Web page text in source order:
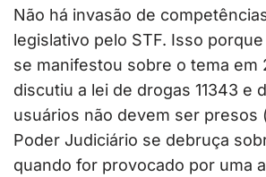
Não há invasão de
legislativo pelo STF. Isso
se manifestou sobre o tema em
discutiu a lei de drogas 11343 e
usuários não devem ser presos
Poder Judiciário se debruça
quando for provocado por uma